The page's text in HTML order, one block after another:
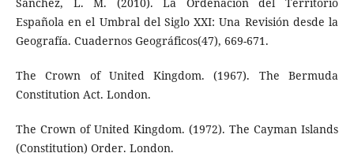
Sánchez, L. M. (2010). La Ordenación del Territorio
Española en el Umbral del Siglo XXI: Una Revisión desde la
Geografía. Cuadernos Geográficos(47), 669-671.
The Crown of United Kingdom. (1967). The Bermuda
Constitution Act. London.
The Crown of United Kingdom. (1972). The Cayman Islands
(Constitution) Order. London.